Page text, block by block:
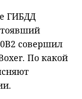
ГИБДД
совершил
По какой